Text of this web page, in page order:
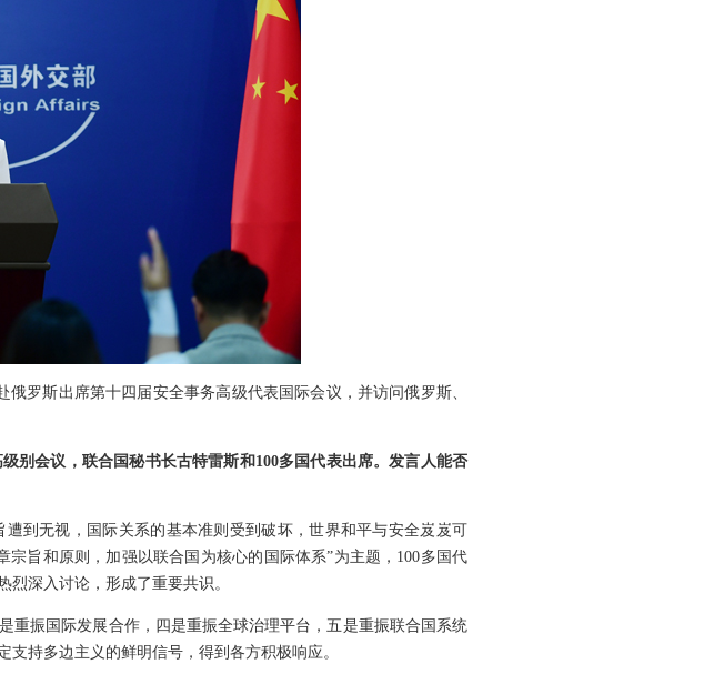
罗斯出席第十四届安全事务高级代表国际会议，并访问俄罗斯、
别会议，联合国秘书长古特雷斯和100多国代表出席。发言人能否
到无视，国际关系的基本准则受到破坏，世界和平与安全岌岌可
旨和原则，加强以联合国为核心的国际体系”为主题，100多国代
深入讨论，形成了重要共识。
重振国际发展合作，四是重振全球治理平台，五是重振联合国系统
持多边主义的鲜明信号，得到各方积极响应。